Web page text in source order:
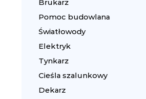
Brukarz
Pomoc budowlana
Światłowody
Elektryk
Tynkarz
Cieśla szalunkowy
Dekarz